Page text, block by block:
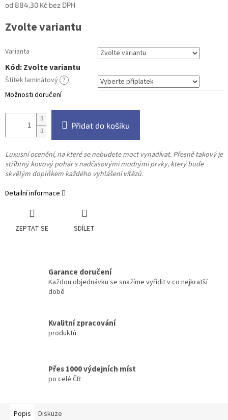
od 884,30 Kč bez DPH
cena:
Zvolte variantu
Varianta
Kód:Zvolte variantu
Štítek laminátový ?
Možnosti doručení
Přidat do košíku
Luxusní ocenění, na které se nebudete moct vynadívat. Přesně takový je
stříbrný kovový pohár s nadčasovými modrými prvky, který bude
skvělým doplňkem každého vyhlášení vítězů.
Detailní informace
ZEPTAT SE SDÍLET
Garance doručení
Každou objednávku se snažíme vyřídit v co nejkratší
době
Kvalitní zpracování
produktů
Přes 1000 výdejních míst
po celé ČR
Popis Diskuze